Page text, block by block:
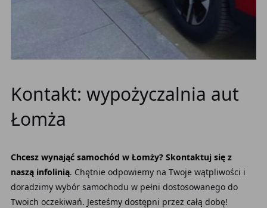
Kontakt: wypożyczalnia aut
Łomża
Chcesz wynająć samochód w Łomży? Skontaktuj się z
naszą infolinią. Chętnie odpowiemy na Twoje wątpliwości i
doradzimy wybór samochodu w pełni dostosowanego do
Twoich oczekiwań. Jesteśmy dostępni przez całą dobę!